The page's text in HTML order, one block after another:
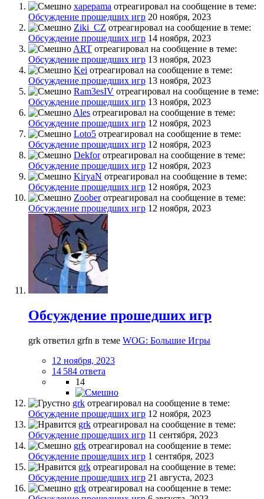
xapepama отреагировал на сообщение в теме:
Обсуждение прошедших игр 20 ноября, 2023
Ziki_CZ отреагировал на сообщение в теме:
Обсуждение прошедших игр 14 ноября, 2023
ART отреагировал на сообщение в теме:
Обсуждение прошедших игр 13 ноября, 2023
Kei отреагировал на сообщение в теме:
Обсуждение прошедших игр 13 ноября, 2023
Ram3esIV отреагировал на сообщение в теме:
Обсуждение прошедших игр 13 ноября, 2023
Ales отреагировал на сообщение в теме:
Обсуждение прошедших игр 12 ноября, 2023
Loto5 отреагировал на сообщение в теме:
Обсуждение прошедших игр 12 ноября, 2023
Dekforотреагировал на сообщение в теме:
Обсуждение прошедших игр 12 ноября, 2023
KiryaN отреагировал на сообщение в теме:
Обсуждение прошедших игр 12 ноября, 2023
Zooberотреагировал на сообщение в теме:
Обсуждение прошедших игр 12 ноября, 2023
Обсуждение прошедших игр
grk ответил grfn в теме WOG: Большие Игры
12 ноября, 2023
14 584 ответа
14
grk отреагировал на сообщение в теме:
Обсуждение прошедших игр 12 ноября, 2023
grk отреагировал на сообщение в теме:
Обсуждение прошедших игр 11 сентября, 2023
grk отреагировал на сообщение в теме:
Обсуждение прошедших игр 1 сентября, 2023
grk отреагировал на сообщение в теме:
Обсуждение прошедших игр 21 августа, 2023
grk отреагировал на сообщение в теме: